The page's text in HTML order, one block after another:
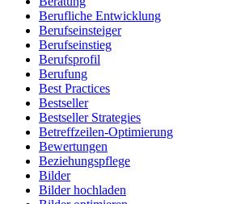
Berufliche Entwicklung
Berufseinsteiger
Berufseinstieg
Berufsprofil
Berufung
Best Practices
Bestseller
Bestseller Strategies
Betreffzeilen-Optimierung
Bewertungen
Beziehungspflege
Bilder
Bilder hochladen